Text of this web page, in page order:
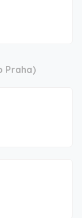
Praha)